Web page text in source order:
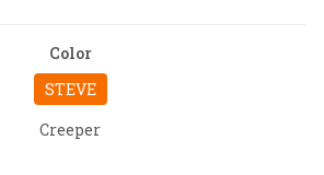
Color
STEVE
Creeper